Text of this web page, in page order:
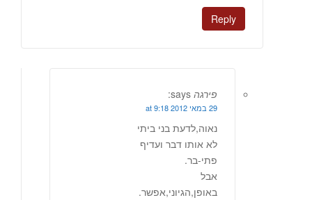
Reply
פירגה says:
29 במאי 2012 at 9:18
נאוה,לדעת בני ביתי
לא אותו דבר ועדיף
פתי-בר.
אבל
באופן,הגיוני,אפשר.